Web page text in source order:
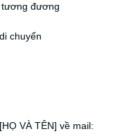
tương đương
chuyển
VÀ TÊN] về mail: